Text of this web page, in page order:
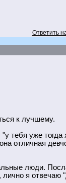
Ответить
к лучшему.
тебя уже тогда
отличная
люди.
я отвечаю